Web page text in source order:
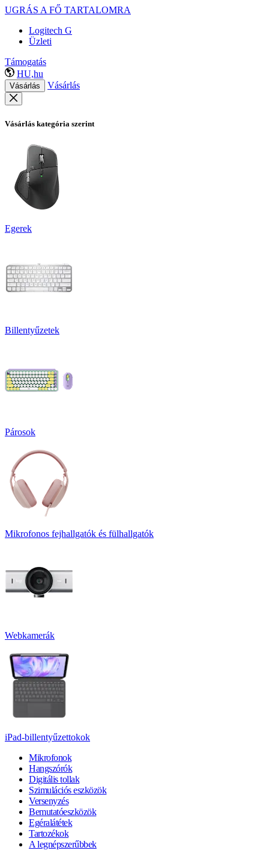
UGRÁS A FŐ TARTALOMRA
Logitech G
Üzleti
Támogatás
HU,hu
Vásárlás Vásárlás
Vásárlás kategória szerint
Egerek
Billentyűzetek
Párosok
Mikrofonos fejhallgatók és fülhallgatók
Webkamerák
iPad-billentyűzettokok
Mikrofonok
Hangszórók
Digitális tollak
Szimulációs eszközök
Versenyzés
Bemutatóeszközök
Egéralátétek
Tartozékok
A legnépszerűbbek